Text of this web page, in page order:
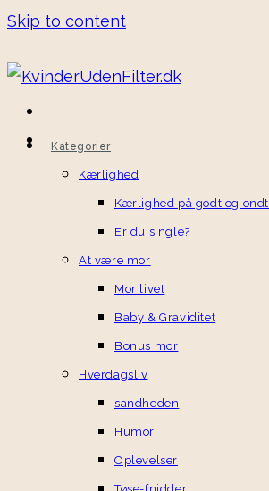
Skip to content
Kategorier
Kærlighed
Kærlighed på godt og ondt
Er du single?
At være mor
Mor livet
Baby & Graviditet
Bonus mor
Hverdagsliv
sandheden
Humor
Oplevelser